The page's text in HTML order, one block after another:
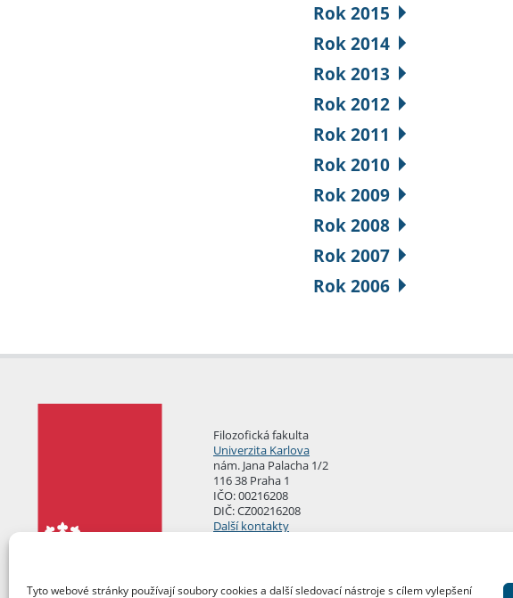
Tyto webové stránky používají soubory cookies a další sledovací nástroje s cílem vylepšení
Rok 2015
Rok 2014
Rok 2013
Rok 2012
Rok 2011
Rok 2010
Rok 2009
Rok 2008
Rok 2007
Rok 2006
Filozofická fakulta
Univerzita Karlova
nám. Jana Palacha 1/2
116 38 Praha 1
IČO: 00216208
DIČ: CZ00216208
Další kontakty